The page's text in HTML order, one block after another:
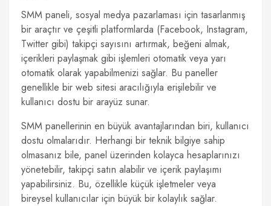
SMM paneli, sosyal medya pazarlaması için tasarlanmış
bir araçtır ve çeşitli platformlarda (Facebook, Instagram,
Twitter gibi) takipçi sayısını artırmak, beğeni almak,
içerikleri paylaşmak gibi işlemleri otomatik veya yarı
otomatik olarak yapabilmenizi sağlar. Bu paneller
genellikle bir web sitesi aracılığıyla erişilebilir ve
kullanıcı dostu bir arayüz sunar.
SMM panellerinin en büyük avantajlarından biri, kullanıcı
dostu olmalarıdır. Herhangi bir teknik bilgiye sahip
olmasanız bile, panel üzerinden kolayca hesaplarınızı
yönetebilir, takipçi satın alabilir ve içerik paylaşımı
yapabilirsiniz. Bu, özellikle küçük işletmeler veya
bireysel kullanıcılar için büyük bir kolaylık sağlar.